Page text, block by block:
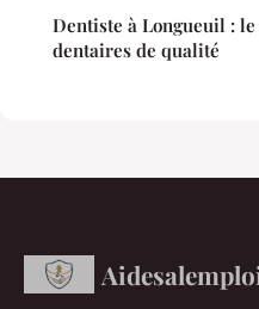
Dentiste à Longueuil :
dentaires de qualité